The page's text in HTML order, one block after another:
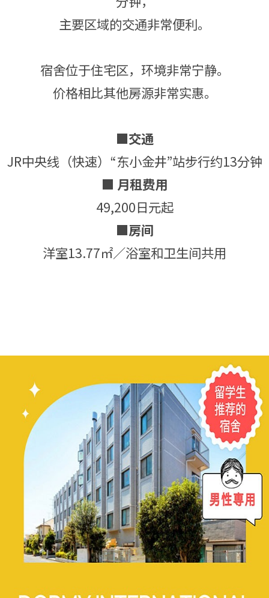
主要区域的交通非常便利。
宿舍位于住宅区，环境非常宁静。
价格相比其他房源非常实惠。
■交通
JR中央线（快速）“东小金井”站步行约13分钟
■ 月租费用
49,200日元起
■房间
洋室13.77㎡／浴室和卫生间共用